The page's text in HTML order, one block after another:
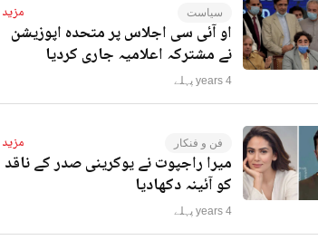
سیاست مزید
او آئی سی اجلاس پر متحدہ اپوزیشن
نے مشترکہ اعلامیہ جاری کردیا
4 years پہلے
فن و فنکار مزید
میرا راجپوت نے یوکرینی صدر کے ناقد
کو آئینہ دکھادیا
4 years پہلے